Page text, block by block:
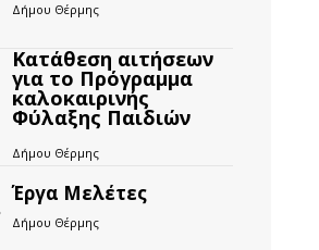
Δήμου Θέρμης
Κατάθεση αιτήσεων
για το Πρόγραμμα
καλοκαιρινής
Φύλαξης Παιδιών
Δήμου Θέρμης
Έργα Μελέτες
Δήμου Θέρμης